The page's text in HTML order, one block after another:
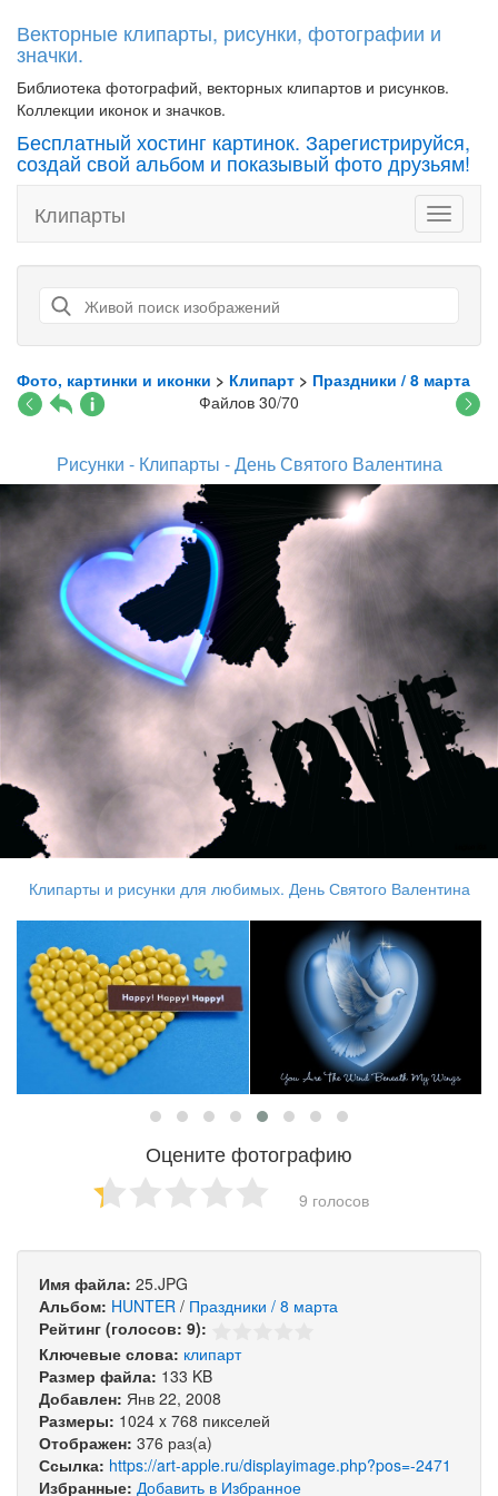
Векторные клипарты, рисунки, фотографии и
значки.
Библиотека фотографий, векторных клипартов и рисунков.
Коллекции иконок и значков.
Бесплатный хостинг картинок. Зарегистрируйся,
создай свой альбом и показывый фото друзьям!
Toggle
Клипарты
Фото, картинки и иконки > Клипарт > Праздники / 8 марта
Файлов 30/70
Рисунки - Клипарты - День Святого Валентина
Клипарты и рисунки для любимых. День Святого Валентина
Оцените фотографию
9 голосов
Имя файла: 25.JPG
Альбом: HUNTER / Праздники / 8 марта
Рейтинг (голосов: 9):
Ключевые слова: клипарт
Размер файла: 133 KB
Добавлен: Янв 22, 2008
Размеры: 1024 x 768 пикселей
Отображен: 376 раз(а)
Ссылка: https://art-apple.ru/displayimage.php?pos=-2471
Избранные: Добавить в Избранное